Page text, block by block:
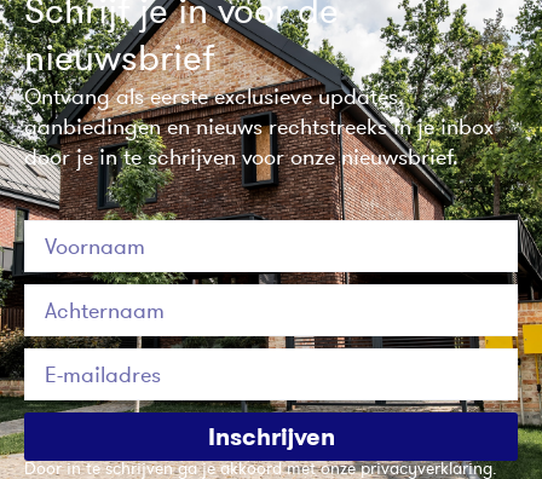
Schrijf je in voor de
nieuwsbrief
Ontvang als eerste exclusieve updates,
aanbiedingen en nieuws rechtstreeks in je inbox
door je in te schrijven voor onze nieuwsbrief.
Inschrijven
Door in te schrijven ga je akkoord met onze privacyverklaring.